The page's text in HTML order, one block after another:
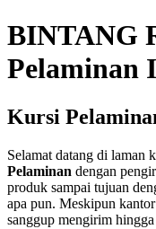
BINTANG
Pelaminan
Kursi
Selamat datang di laman
Pelaminan dengan
produk sampai tujuan
apa pun. Meskipun
sanggup mengirim